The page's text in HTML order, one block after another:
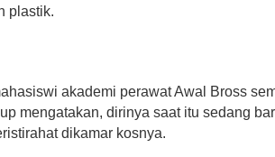
plastik.
akademi perawat Awal Bross
mengatakan, dirinya saat itu sedang
dikamar kosnya.